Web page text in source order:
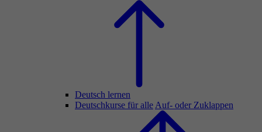
Deutsch lernen
Deutschkurse für alle Auf- oder Zuklappen